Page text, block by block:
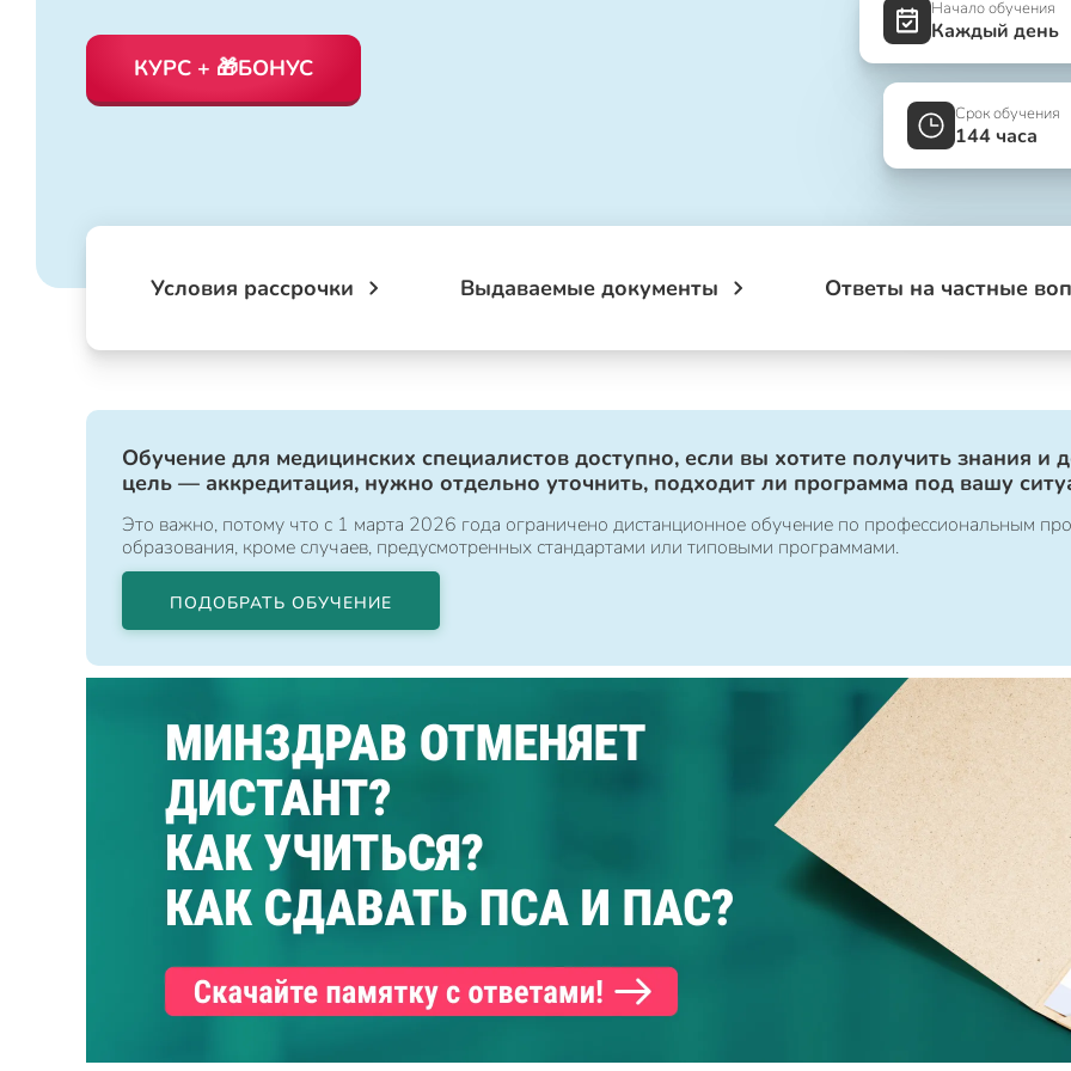
КУРС + 🎁БОНУС
Начало обучения
Каждый день
Срок обучения
144 часа
Условия рассрочки Выдаваемые документы Ответы на частные
Обучение для медицинских специалистов доступно, если вы хотите получить знания и
цель — аккредитация, нужно отдельно уточнить, подходит ли программа под вашу
Это важно, потому что с 1 марта 2026 года ограничено дистанционное обучение по профессиональным
образования, кроме случаев, предусмотренных стандартами или типовыми программами.
ПОДОБРАТЬ ОБУЧЕНИЕ